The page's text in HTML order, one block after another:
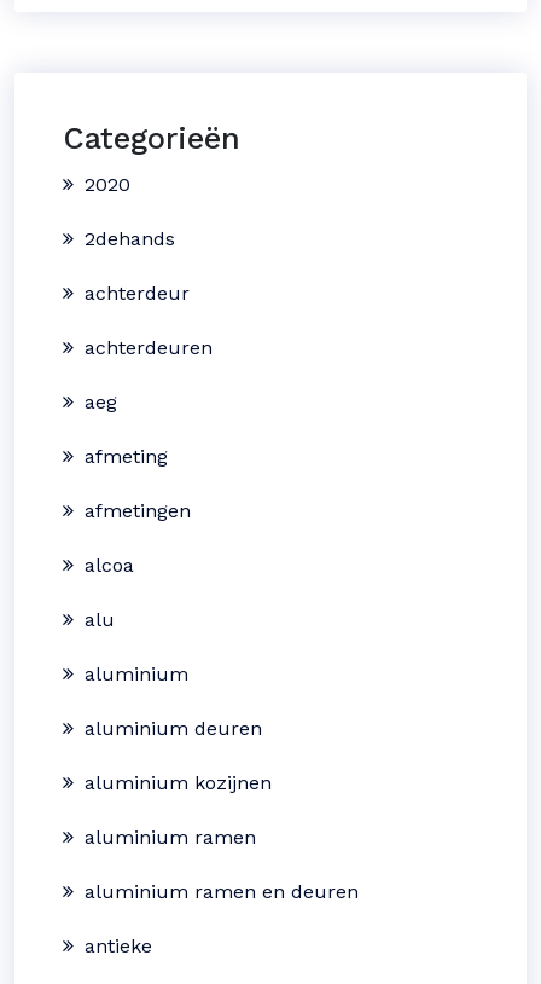
Categorieën
2020
2dehands
achterdeur
achterdeuren
aeg
afmeting
afmetingen
alcoa
alu
aluminium
aluminium deuren
aluminium kozijnen
aluminium ramen
aluminium ramen en deuren
antieke